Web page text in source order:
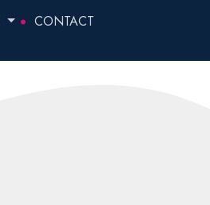
CONTACT